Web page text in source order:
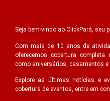
Seja bem-vindo ao ClickPará, seu
Com mais de 10 anos de
oferecemos cobertura
como aniversários, casamentos
Explore as últimas notícias e
cobertura de eventos, entre em